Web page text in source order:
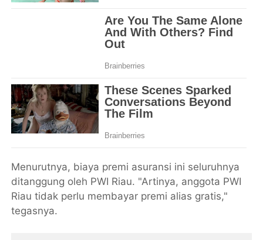
Menurutnya, biaya premi asuransi ini seluruhnya
ditanggung oleh PWI Riau. "Artinya, anggota PWI
Riau tidak perlu membayar premi alias gratis,"
tegasnya.